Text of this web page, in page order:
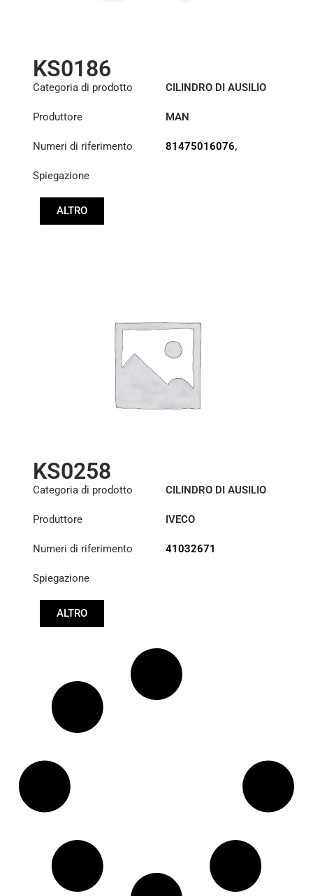
KS0186
Categoria di prodotto
CILINDRO DI AUSILIO
Produttore
MAN
Numeri di riferimento 81475016076,
Spiegazione
ALTRO
KS0258
Categoria di prodotto
CILINDRO DI AUSILIO
Produttore
IVECO
Numeri di riferimento 41032671
Spiegazione
ALTRO